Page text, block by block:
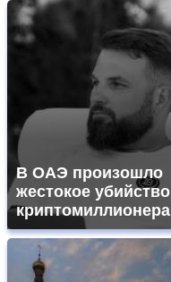
В ОАЭ произошло
жестокое убийство
криптомиллионера